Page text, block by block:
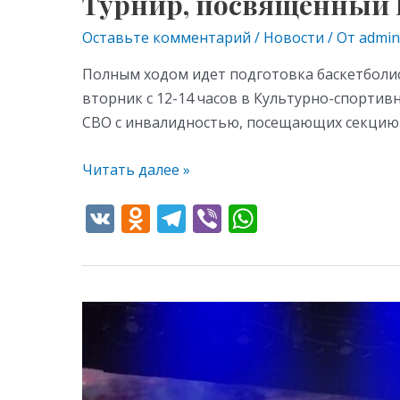
Оставьте комментарий / Новости / От admin
Полным ходом идет подготовка
вторник с 12-14 часов в Культурно-
СВО с инвалидностью, посещающих секцию
Читать далее »
V O
n
o
s
T
e
gr
Vi
er at
s
p
театра